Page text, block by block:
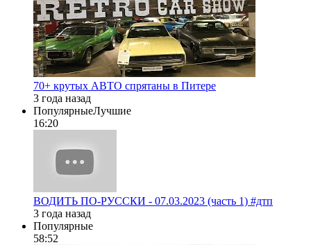
70+ крутых АВТО спрятаны в Питере
3 года назад
ПопулярныеЛучшие
16:20
ВОДИТЬ ПО-РУССКИ - 07.03.2023 (часть 1) #дтп
3 года назад
Популярные
58:52